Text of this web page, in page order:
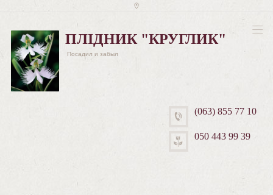
ПЛІДНИК "КРУГЛИК"
Посадил и забыл
(063) 855 77 10
050 443 99 39